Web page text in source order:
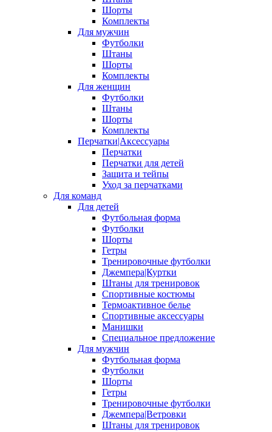
Шорты
Комплекты
Для мужчин
Футболки
Штаны
Шорты
Комплекты
Для женщин
Футболки
Штаны
Шорты
Комплекты
Перчатки|Аксессуары
Перчатки
Перчатки для детей
Защита и тейпы
Уход за перчатками
Для команд
Для детей
Футбольная форма
Футболки
Шорты
Гетры
Тренировочные футболки
Джемпера|Куртки
Штаны для тренировок
Спортивные костюмы
Термоактивное белье
Спортивные аксессуары
Манишки
Специальное предложение
Для мужчин
Футбольная форма
Футболки
Шорты
Гетры
Тренировочные футболки
Джемпера|Ветровки
Штаны для тренировок